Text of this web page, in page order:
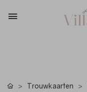
Trouwkaarten